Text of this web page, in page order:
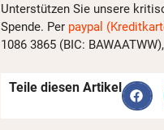
Unterstützen Sie unsere
Spende. Per paypal
1086 3865 (BIC:
Teile diesen Artikel